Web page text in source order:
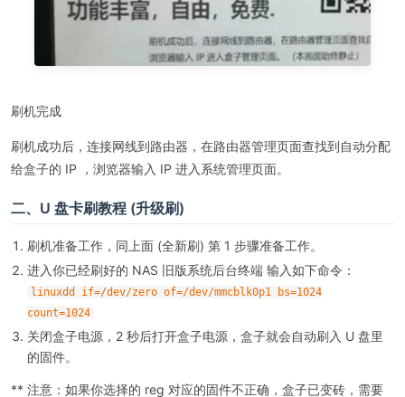
刷机完成
刷机成功后，连接网线到路由器，在路由器管理页面查找到自动分配
给盒子的 IP ，浏览器输入 IP 进入系统管理页面。
二、U 盘卡刷教程 (升级刷)
刷机准备工作，同上面 (全新刷) 第 1 步骤准备工作。
进入你已经刷好的 NAS 旧版系统后台终端 输入如下命令：
linuxdd if=/dev/zero of=/dev/mmcblk0p1 bs=1024
count=1024
关闭盒子电源，2 秒后打开盒子电源，盒子就会自动刷入 U 盘里
的固件。
** 注意：如果你选择的 reg 对应的固件不正确，盒子已变砖，需要